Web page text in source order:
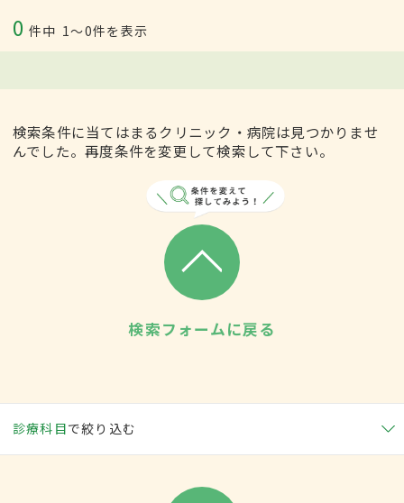
0 件中 1〜0件を表示
検索条件に当てはまるクリニック・病院は見つかりませ
んでした。再度条件を変更して検索して下さい。
検索フォームに戻る
診療科目で絞り込む